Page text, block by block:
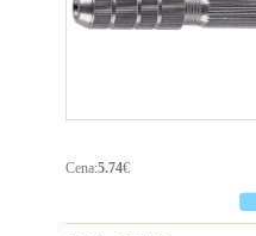
Cena:5.74€